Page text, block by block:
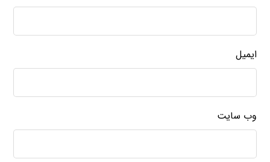
ایمیل
وب‌ سایت